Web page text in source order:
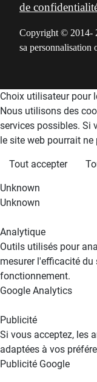
de
Copyright © 2014-
sa personnalisation
Choix utilisateur pour
Nous utilisons des
services possibles. Si
le site web pourrait
Tout accepter
Unknown
Unknown
Analytique
Outils utilisés pour
mesurer l'efficacité
fonctionnement.
Google Analytics
Publicité
Si vous acceptez, les
adaptées à vos
Publicité Google